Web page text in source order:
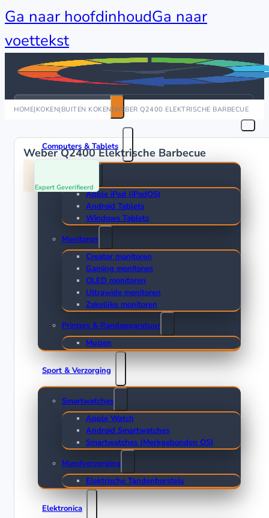
Ga naar hoofdinhoudGa naar
voettekst
Zoeken
Computers & Tablets
Apple iPad (iPadOS)
Android Tablets
Windows Tablets
Monitoren
Creator monitoren
Gaming monitoren
OLED monitoren
Ultrawide monitoren
Zakelijke monitoren
Printers & Randapparatuur
Muizen
Sport & Verzorging
Smartwatches
Apple Watch
Android Smartwatches
Smartwatches (Merkgebonden OS)
Mondverzorging
Elektrische Tandenborstels
Elektronica
HOME| KOKEN| BUITEN KOKEN |WEBER Q2400 ELEKTRISCHE BARBECUE
Weber Q2400 Elektrische Barbecue
Expert Geverifieerd